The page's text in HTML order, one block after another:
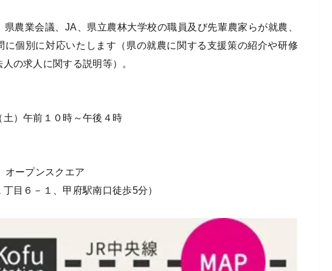
農業会議、JA、県立農林大学校の職員及び先輩農家らが就農、
に個別に対応いたします（県の就農に関する支援策の紹介や研修
の求人に関する説明等）。
）午前１０時～午後４時
ープンスクエア
丁目６－１、甲府駅南口徒歩5分）